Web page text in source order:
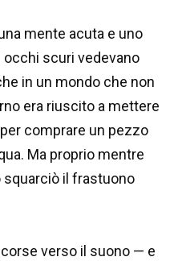
mente acuta e uno
scuri vedevano
in un mondo che non
era riuscito a mettere
comprare un pezzo
Ma proprio mentre
squarciò il frastuono
verso il suono — e